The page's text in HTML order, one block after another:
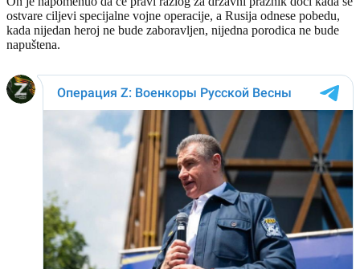
ostvare ciljevi specijalne vojne operacije, a Rusija odnese pobedu,
kada nijedan heroj ne bude zaboravljen, nijedna porodica ne bude
napuštena.